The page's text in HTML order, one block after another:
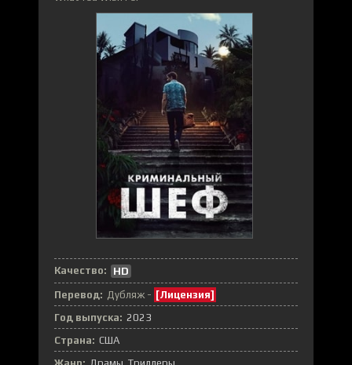
Качество:
HD
Перевод: Дубляж - [Лицензия]
Год выпуска: 2023
Страна: США